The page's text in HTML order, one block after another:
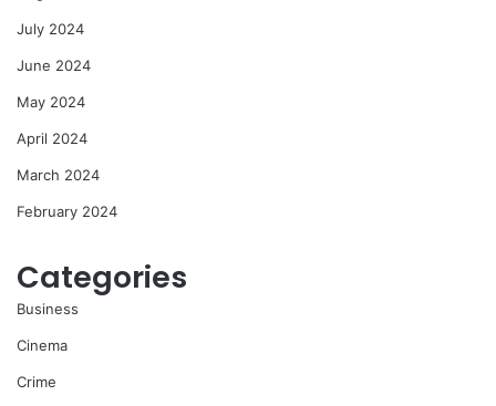
July 2024
June 2024
May 2024
April 2024
March 2024
February 2024
Categories
Business
Cinema
Crime